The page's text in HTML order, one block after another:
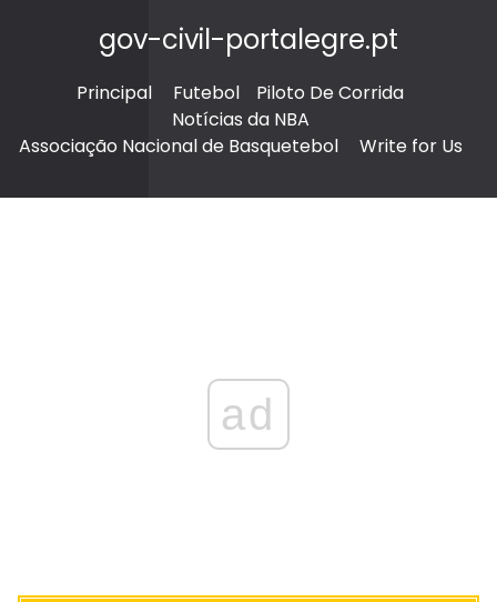
gov-civil-portalegre.pt
Principal Futebol
Piloto De Corrida
Notícias da NBA
Associação Nacional de Basquetebol
Write for Us
ad